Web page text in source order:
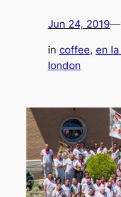
Jun 24, 2019—
in coffee, en
london